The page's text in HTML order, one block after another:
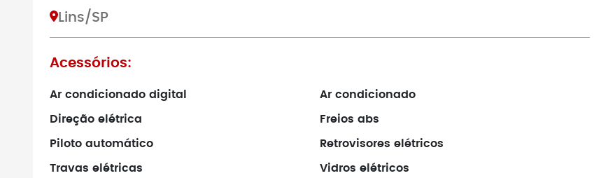
Lins/SP
Acessórios:
Ar condicionado digital Ar condicionado
Direção elétrica Freios abs
Piloto automático Retrovisores elétricos
Travas elétricas Vidros elétricos